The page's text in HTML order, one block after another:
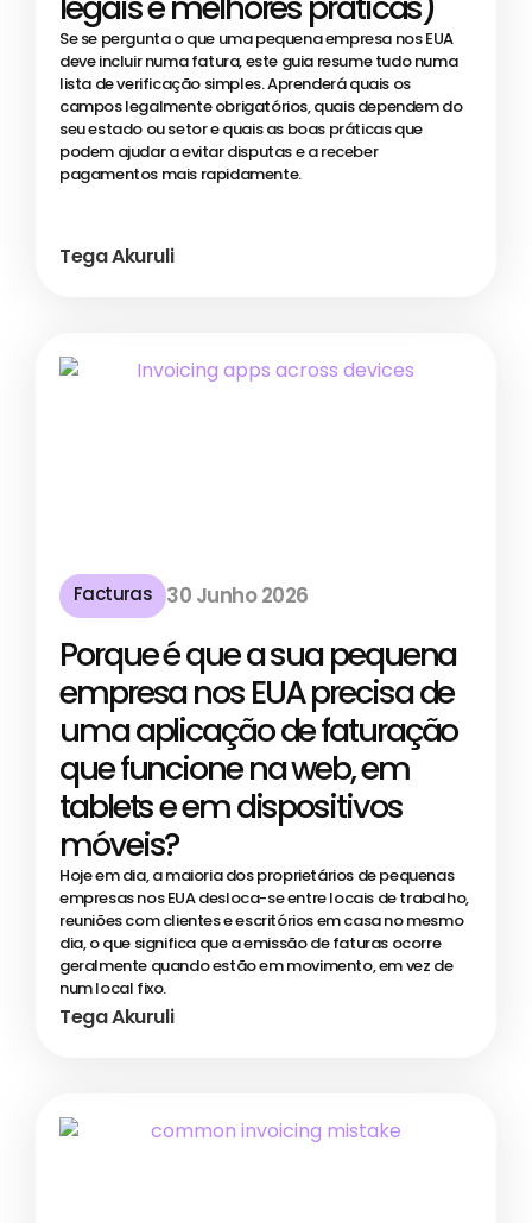
Se se pergunta o que uma pequena empresa nos EUA
deve incluir numa fatura, este guia resume tudo numa
lista de verificação simples. Aprenderá quais os
campos legalmente obrigatórios, quais dependem do
seu estado ou setor e quais as boas práticas que
podem ajudar a evitar disputas e a receber
pagamentos mais rapidamente.
Tega Akuruli
Facturas 30 Junho 2026
Porque é que a sua pequena
empresa nos EUA precisa de
uma aplicação de faturação
que funcione na web, em
tablets e em dispositivos
móveis?
Hoje em dia, a maioria dos proprietários de pequenas
empresas nos EUA desloca-se entre locais de trabalho,
reuniões com clientes e escritórios em casa no mesmo
dia, o que significa que a emissão de faturas ocorre
geralmente quando estão em movimento, em vez de
num local fixo.
Tega Akuruli